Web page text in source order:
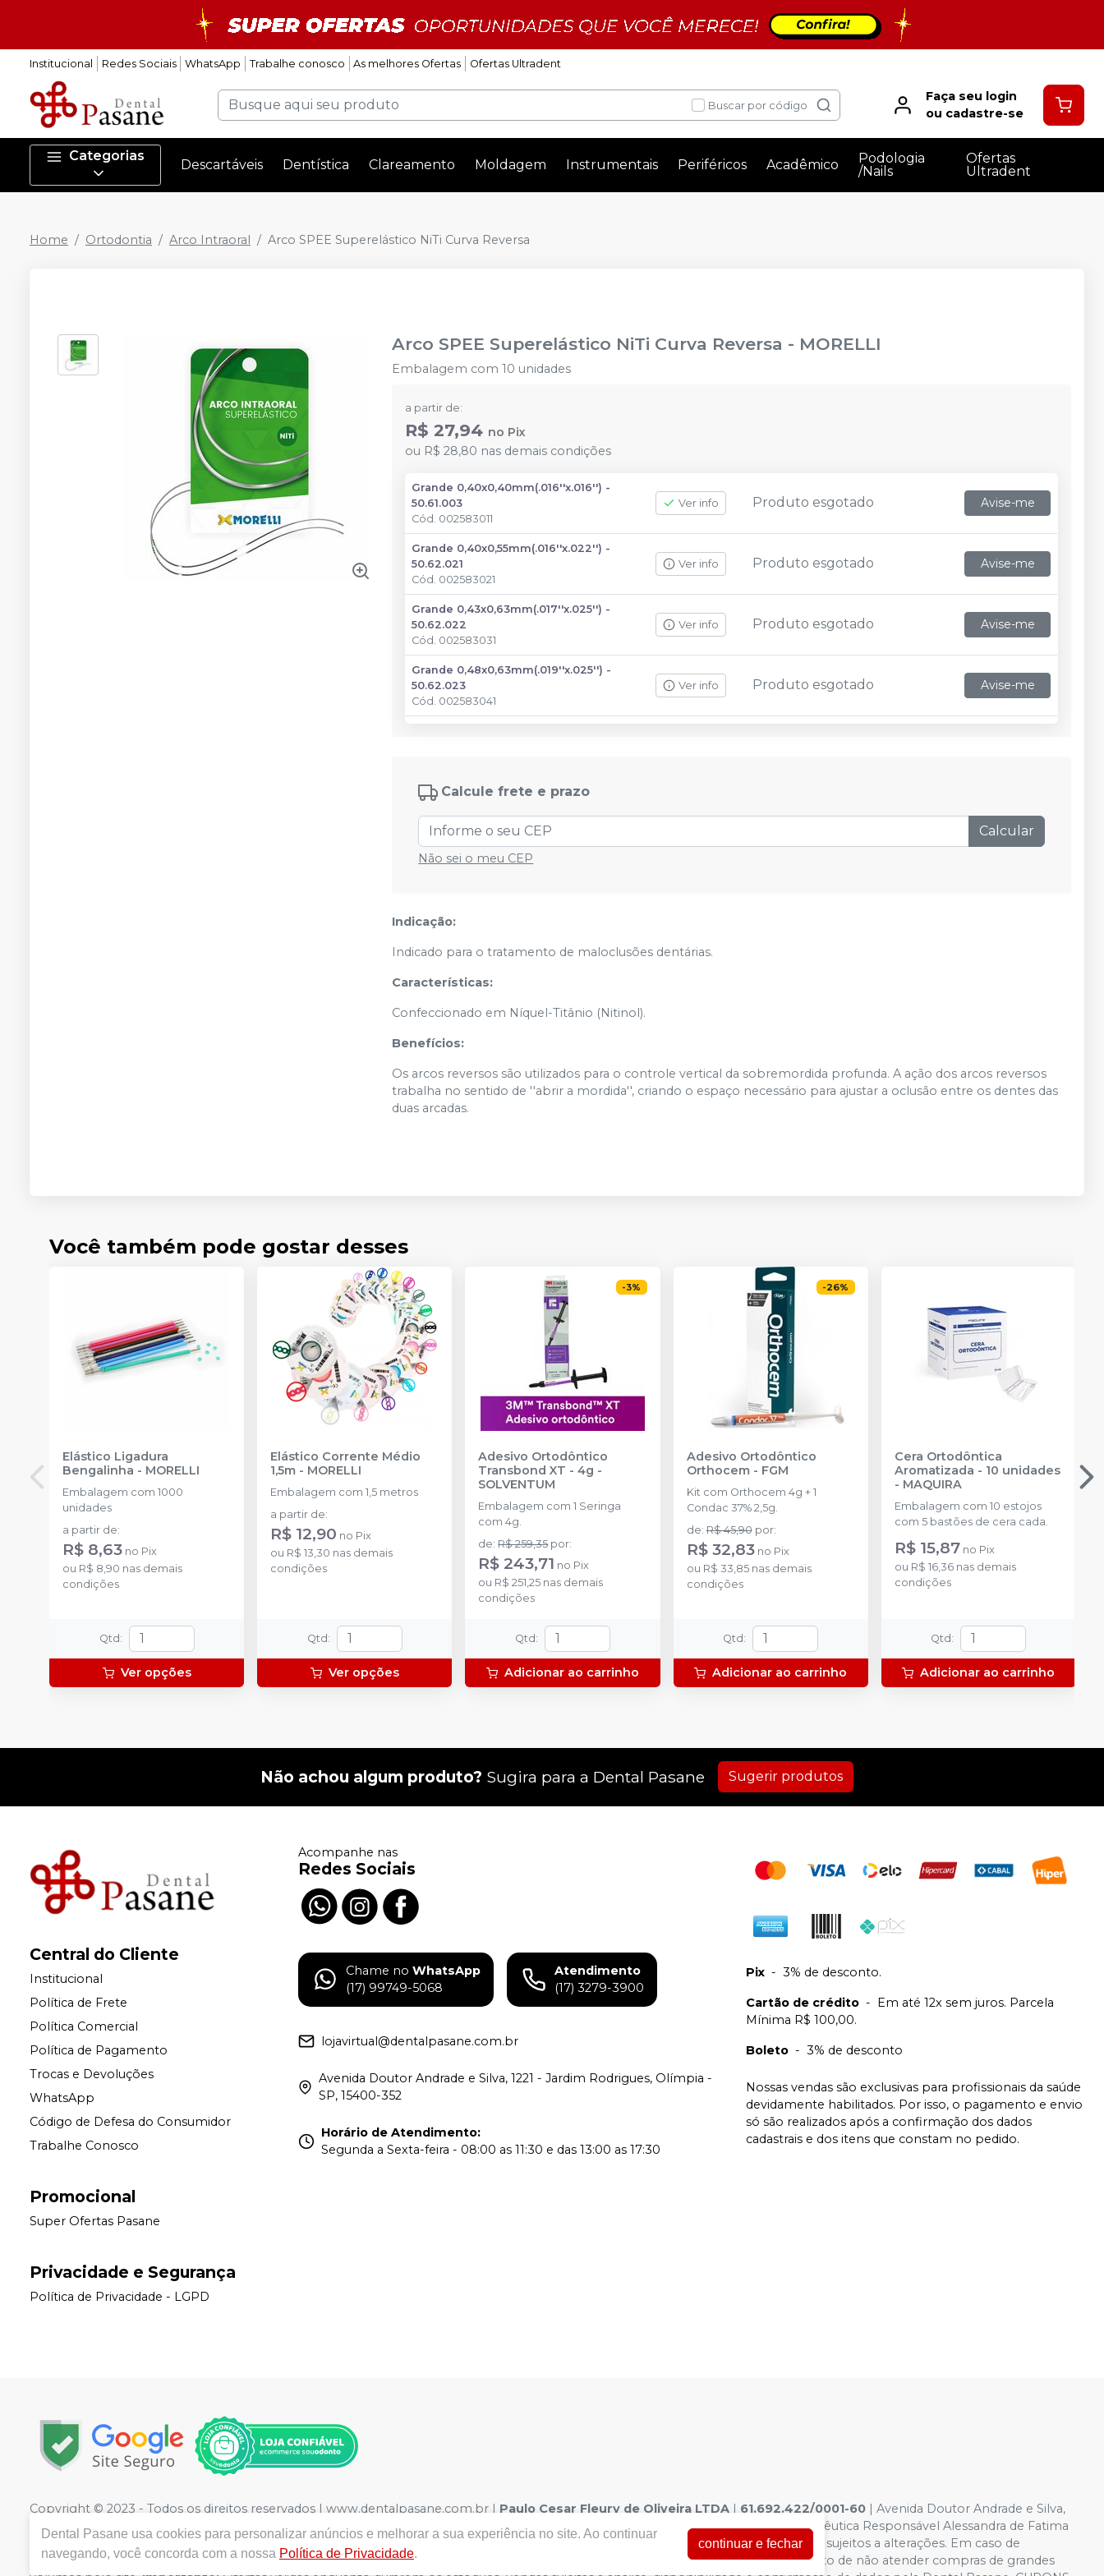
Institucional Redes Sociais WhatsApp Trabalhe conosco As melhores Ofertas Ofertas Ultradent
Buscar por código
Faça seu login
ou cadastre-se
Categorias
Descartáveis Dentística Clareamento Moldagem Instrumentais Periféricos Acadêmico
Podologia
/Nails
Ofertas
Ultradent
Home Ortodontia Arco Intraoral Arco SPEE Superelástico NiTi Curva Reversa
Arco SPEE Superelástico NiTi Curva Reversa - MORELLI
Embalagem com 10 unidades
a partir de:
R$ 27,94 no Pix
ou R$ 28,80 nas demais condições
Grande 0,40x0,40mm(.016''x.016'') -
50.61.003
Cód. 002583011
Ver info Produto esgotado Avise-me
Grande 0,40x0,55mm(.016''x.022'') -
50.62.021
Cód. 002583021
Ver info Produto esgotado Avise-me
Grande 0,43x0,63mm(.017''x.025'') -
50.62.022
Cód. 002583031
Ver info Produto esgotado Avise-me
Grande 0,48x0,63mm(.019''x.025'') -
50.62.023
Cód. 002583041
Ver info Produto esgotado Avise-me
Médio 0,40x0,55mm(.016''x.022'') -
Cód.
002583061
Médio 0,43x0,63mm(.017''x.025'') -
50.72.022
Médio 0,48x0,63mm(.019''x.025'') -
50.72.023
Cód.
Calcule frete e prazo
Calcular
Não sei o meu CEP
Indicação:
Indicado para o tratamento de maloclusões dentárias.
Características:
Confeccionado em Níquel-Titânio (Nitinol).
Benefícios:
Os arcos reversos são utilizados para o controle vertical da sobremordida profunda. A ação dos arcos reversos
trabalha no sentido de ''abrir a mordida'', criando o espaço necessário para ajustar a oclusão entre os dentes das
duas arcadas.
Você também pode gostar desses
Elástico Ligadura
Bengalinha - MORELLI
Embalagem com 1000
unidades
a partir de:
R$ 8,63 no Pix
ou R$ 8,90 nas demais
condições
Qtd :
Ver opções
Elástico Corrente Médio
1,5m - MORELLI
Embalagem com 1,5 metros
a partir de:
R$ 12,90 no Pix
ou R$ 13,30 nas demais
condições
Qtd :
Ver opções
-3%
Adesivo Ortodôntico
Transbond XT - 4g -
SOLVENTUM
Embalagem com 1 Seringa
com 4g.
de:R$ 259,35 por:
R$ 243,71 no Pix
ou R$ 251,25 nas demais
condições
Qtd :
Adicionar ao carrinho
-26%
Adesivo Ortodôntico
Orthocem- FGM
Kit com Orthocem 4g + 1
Condac 37% 2,5g.
de:R$ 45,90 por:
R$ 32,83 no Pix
ou R$ 33,85nas demais
condições
Qtd :
Adicionar ao carrinho
Cera Ortodôntica
Aromatizada - 10 unidades
- MAQUIRA
Embalagem com 10 estojos
com 5 bastões de cera cada.
R$ 15,87 no Pix
ou R$ 16,36nas demais
condições
Qtd :
Adicionar ao carrinho
Não achou algum produto? Sugira para a Dental Pasane Sugerir produtos
Central do Cliente
Institucional
Política de Frete
Política Comercial
Política de Pagamento
Trocas e Devoluções
WhatsApp
Código de Defesa do Consumidor
Trabalhe Conosco
Promocional
Super Ofertas Pasane
Privacidade e Segurança
Política de Privacidade - LGPD
Acompanhe nas
Redes Sociais
Chame no WhatsApp
(17) 99749-5068
Atendimento
(17) 3279-3900
lojavirtual@dentalpasane.com.br
Avenida Doutor Andrade e Silva, 1221 - Jardim Rodrigues, Olímpia -
SP, 15400-352
Horário de Atendimento:
Segunda a Sexta-feira - 08:00 as 11:30 e das 13:00 as 17:30
Pix - 3% de desconto.
Cartão de crédito - Em até 12x sem juros. Parcela
Mínima R$ 100,00.
Boleto - 3% de desconto
Nossas vendas são exclusivas para profissionais da saúde
devidamente habilitados. Por isso, o pagamento e envio
só são realizados após a confirmação dos dados
cadastrais e dos itens que constam no pedido.
Copyright © 2023 - Todos os direitos reservados | www.dentalpasane.com.br | Paulo Cesar Fleury de Oliveira LTDA 61.692.422/0001-60
Avenida Doutor Andrade e Silva,
1221
- Jardim Rodrigues, Olímpia - SP - CEP 15400-352 | Autorizações de Funcionamento ANVISA - Medicamentos: 1.06.958-8 Farmacêutica Responsável Alessandra de Fatima
Sciasci CRF/SP 41333 | Política de Privacidade e Segurança - Fotos meramente ilustrativas - Os preços e condições da loja virtual estão sujeitos a alterações. Em caso de
divergência de preços no site, o valor válido é o do Carrinho de Compra. Não vendemos por atacado, por isso nos reservamos o direito de não atender compras de grandes
Dental Pasane usa cookies para personalizar anúncios e melhorar a sua experiência no site. Ao continuar
navegando, você concorda com a nossa Política de Privacidade.
continuar e fechar